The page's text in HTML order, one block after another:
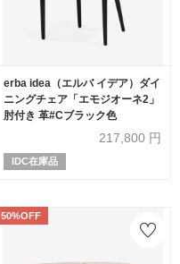
erba idea（エルバ イデア）ダイ
ニングチェア「エモジオーネ2」
肘付き 革#Cブラック色
217,800 円
IDC在庫品
50%OFF